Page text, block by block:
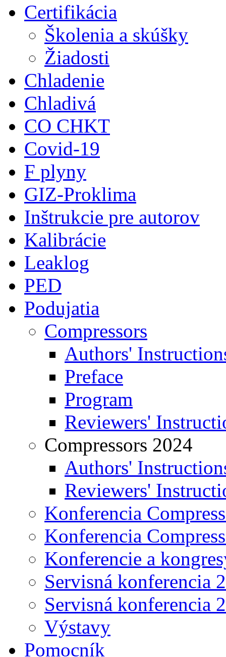
Certifikácia
Školenia a skúšky
Žiadosti
Chladenie
Chladivá
CO CHKT
Covid-19
F plyny
GIZ-Proklima
Inštrukcie pre autorov
Kalibrácie
Leaklog
PED
Podujatia
Compressors
Authors'
Preface
Program
Reviewers'
Compressors 2024
Authors'
Reviewers'
Konferencia
Konferencia
Konferencie a
Servisná konferencia
Servisná konferencia
Výstavy
Pomocník